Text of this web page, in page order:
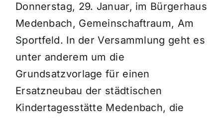
Donnerstag, 29. Januar, im Bürgerhaus
Medenbach, Gemeinschaftraum, Am
Sportfeld. In der Versammlung geht es
unter anderem um die
Grundsatzvorlage für einen
Ersatzneubau der städtischen
Kindertagesstätte Medenbach, die